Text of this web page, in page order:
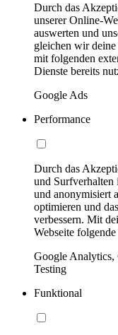
Durch das
unserer Online-
auswerten und
gleichen wir deine
mit folgenden
Dienste bereits
Google Ads
Performance
Durch das
und Surfverhalten
und anonymisiert
optimieren und
verbessern. Mit
Webseite
Google Analytics,
Testing
Funktional